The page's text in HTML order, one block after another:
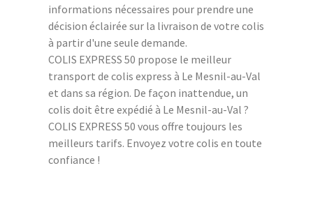
informations nécessaires pour prendre une
décision éclairée sur la livraison de votre colis
à partir d'une seule demande.
COLIS EXPRESS 50 propose le meilleur
transport de colis express à Le Mesnil-au-Val
et dans sa région. De façon inattendue, un
colis doit être expédié à Le Mesnil-au-Val ?
COLIS EXPRESS 50 vous offre toujours les
meilleurs tarifs. Envoyez votre colis en toute
confiance !